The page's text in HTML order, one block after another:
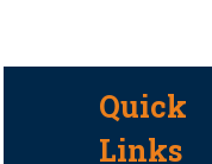
Quick
Links